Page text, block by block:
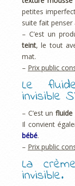
petites
suite fait penser
– C’est un
teint, le tout
mat.
– Prix public
Le
invisible
– C’est unfluide
Il convient
bébé.
– Prix public
La
invisible.